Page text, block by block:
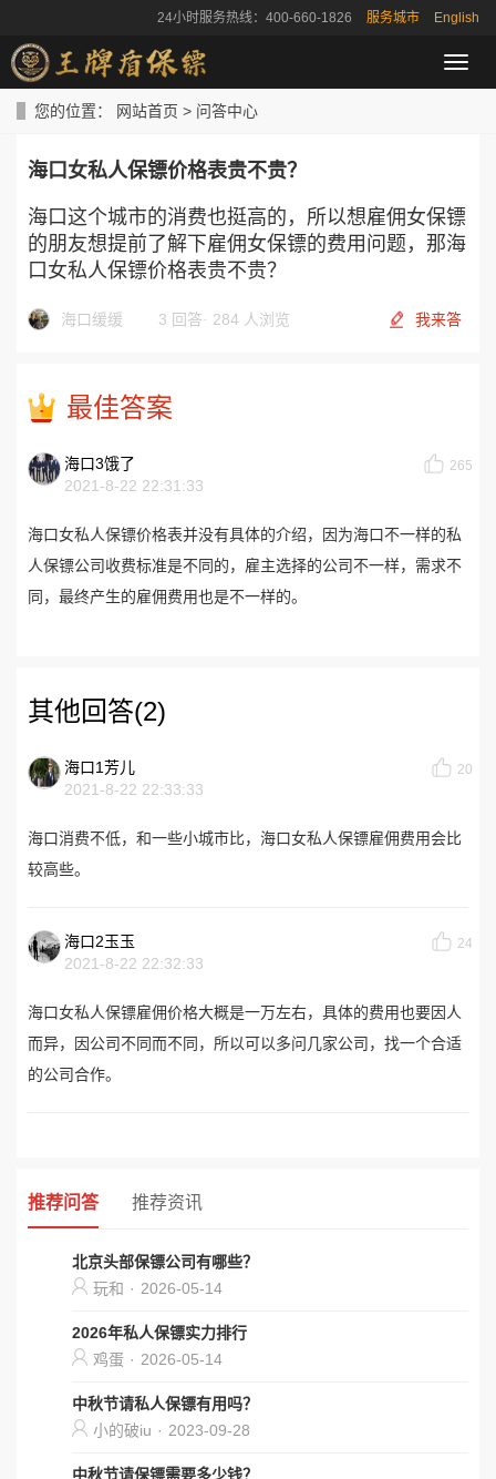
24小时服务热线：400-660-1826 服务城市 English
导
航
您的位置： 网站首页 > 问答中心
海口女私人保镖价格表贵不贵？
海口这个城市的消费也挺高的，所以想雇佣女保镖
的朋友想提前了解下雇佣女保镖的费用问题，那海
口女私人保镖价格表贵不贵？
海口缓缓 3 回答· 284 人浏览 我来答
最佳答案
海口3饿了
2021-8-22 22:31:33
265
海口女私人保镖价格表并没有具体的介绍，因为海口不一样的私
人保镖公司收费标准是不同的，雇主选择的公司不一样，需求不
同，最终产生的雇佣费用也是不一样的。
其他回答(2)
海口1芳儿
2021-8-22 22:33:33
20
海口消费不低，和一些小城市比，海口女私人保镖雇佣费用会比
较高些。
海口2玉玉
2021-8-22 22:32:33
24
海口女私人保镖雇佣价格大概是一万左右，具体的费用也要因人
而异，因公司不同而不同，所以可以多问几家公司，找一个合适
的公司合作。
推荐问答 推荐资讯
北京头部保镖公司有哪些？
玩和 · 2026-05-14
2026年私人保镖实力排行
鸡蛋 · 2026-05-14
中秋节请私人保镖有用吗？
小的破iu · 2023-09-28
中秋节请保镖需要多少钱？